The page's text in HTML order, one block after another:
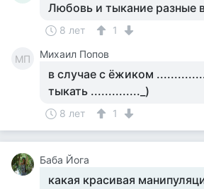
Любовь и тыкание разные
8 лет 1
МП Михаил Попов
в случае с ёжиком
тыкать .............._)
8 лет 1
Баба Йога
какая красивая